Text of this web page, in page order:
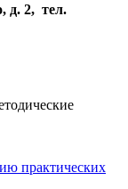
д. 2, тел.
практических